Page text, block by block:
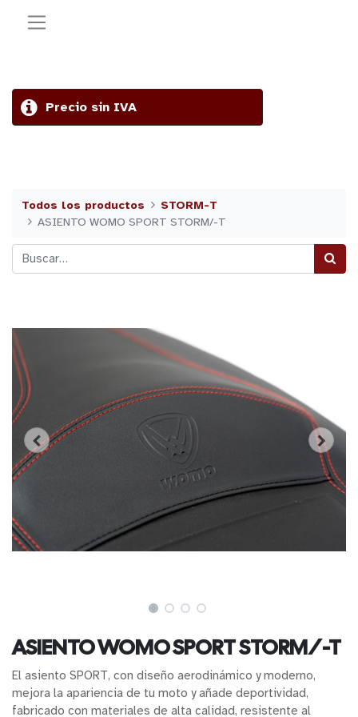
Precio sin IVA
Todos los productos
STORM-T
ASIENTO WOMO SPORT STORM/-T
ASIENTO WOMO SPORT STORM/-T
El asiento SPORT, con diseño aerodinámico y moderno,
mejora la apariencia de tu moto y añade deportividad,
fabricado con materiales de alta calidad, resistente al